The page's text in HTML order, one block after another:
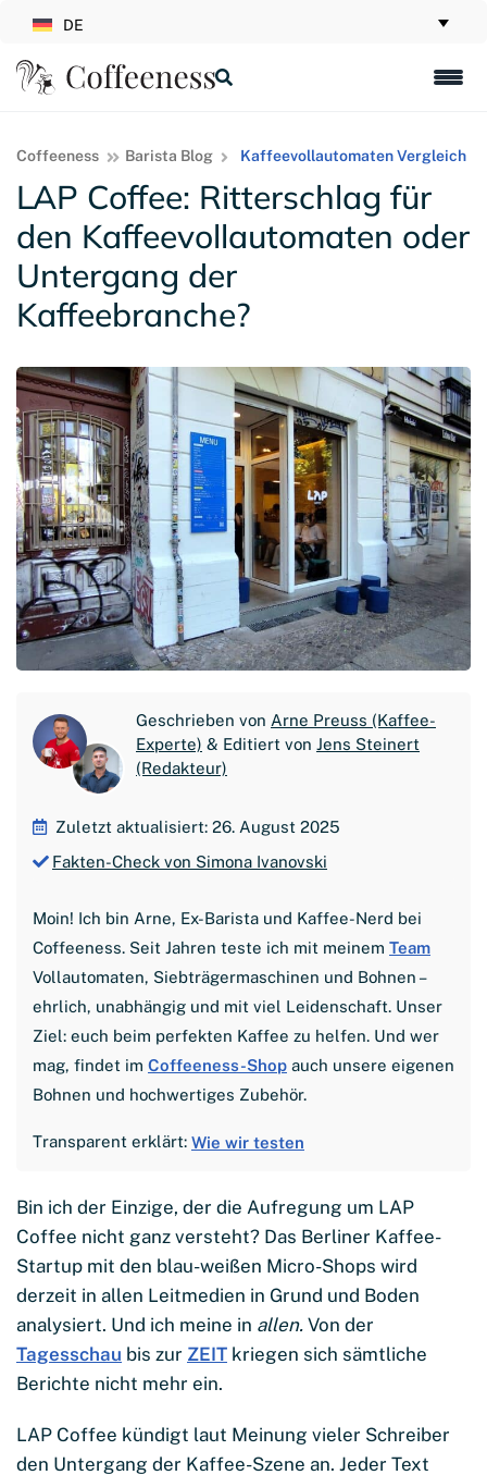
DE
Coffeeness Barista Blog Kaffeevollautomaten Vergleich
LAP Coffee: Ritterschlag für
den Kaffeevollautomaten oder
Untergang der
Kaffeebranche?
Geschrieben von Arne Preuss (Kaffee-
Experte) & Editiert von Jens Steinert
(Redakteur)
Zuletzt aktualisiert: 26. August 2025
Fakten-Check von Simona Ivanovski
Moin! Ich bin Arne, Ex-Barista und Kaffee-Nerd bei
Coffeeness. Seit Jahren teste ich mit meinem Team
Vollautomaten, Siebträgermaschinen und Bohnen –
ehrlich, unabhängig und mit viel Leidenschaft. Unser
Ziel: euch beim perfekten Kaffee zu helfen. Und wer
mag, findet im Coffeeness-Shop auch unsere eigenen
Bohnen und hochwertiges Zubehör.
Transparent erklärt: Wie wir testen
Bin ich der Einzige, der die Aufregung um LAP
Coffee nicht ganz versteht? Das Berliner Kaffee-
Startup mit den blau-weißen Micro-Shops wird
derzeit in allen Leitmedien in Grund und Boden
analysiert. Und ich meine in allen. Von der
Tagesschau bis zur ZEIT kriegen sich sämtliche
Berichte nicht mehr ein.
LAP Coffee kündigt laut Meinung vieler Schreiber
den Untergang der Kaffee-Szene an. Jeder Text